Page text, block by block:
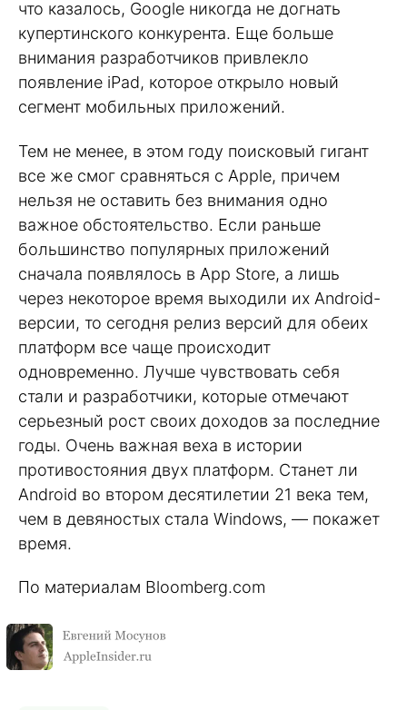
что казалось, Google никогда не догнать
купертинского конкурента. Еще больше
внимания разработчиков привлекло
появление iPad, которое открыло новый
сегмент мобильных приложений.
Тем не менее, в этом году поисковый гигант
все же смог сравняться с Apple, причем
нельзя не оставить без внимания одно
важное обстоятельство. Если раньше
большинство популярных приложений
сначала появлялось в App Store, а лишь
через некоторое время выходили их Android-
версии, то сегодня релиз версий для обеих
платформ все чаще происходит
одновременно. Лучше чувствовать себя
стали и разработчики, которые отмечают
серьезный рост своих доходов за последние
годы. Очень важная веха в истории
противостояния двух платформ. Станет ли
Android во втором десятилетии 21 века тем,
чем в девяностых стала Windows, — покажет
время.
По материалам Bloomberg.com